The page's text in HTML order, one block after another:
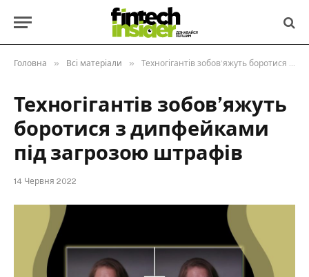
Головна » Всі матеріали » Техногігантів зобов’яжуть боротися з дипфейками під загрозою штрафів
Техногігантів зобов’яжуть
боротися з дипфейками
під загрозою штрафів
14 Червня 2022